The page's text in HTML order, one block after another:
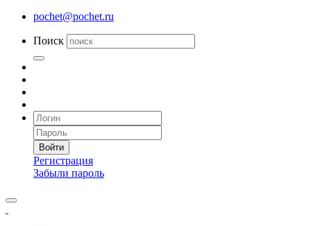
pochet@pochet.ru
Поиск
Войти
Регистрация
Забыли пароль